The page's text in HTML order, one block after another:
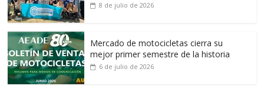
8 de julio de 2026
Mercado de motocicletas cierra su
mejor primer semestre de la historia
6 de julio de 2026